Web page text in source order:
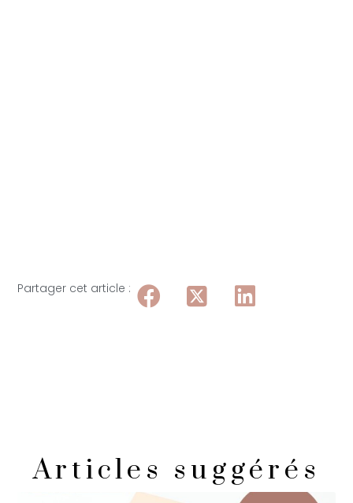
Partager cet article :
Articles suggérés